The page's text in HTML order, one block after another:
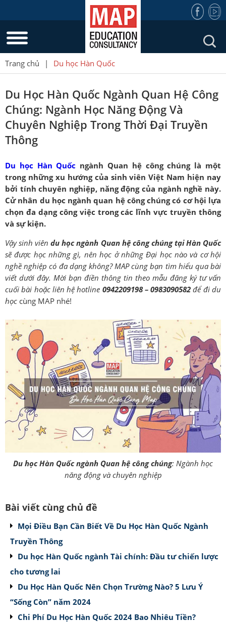
Trang chủ | Du học Hàn Quốc
Du Học Hàn Quốc Ngành Quan Hệ Công
Chúng: Ngành Học Năng Động Và
Chuyên Nghiệp Trong Thời Đại Truyền
Thông
Du học Hàn Quốc ngành Quan hệ công chúng là một
trong những xu hướng của sinh viên Việt Nam hiện nay
bởi tính chuyên nghiệp, năng động của ngành nghề này.
Cử nhân du học ngành quan hệ công chúng có cơ hội lựa
chọn đa dạng công việc trong các lĩnh vực truyền thông
và sự kiện.
Vậy sinh viêndu học ngành Quan hệ công chúng tại Hàn Quốc
sẽ được học những gì, nên học ở những Đại học nào và cơ hội
nghề nghiệp có đa dạng không?MAPcùng bạn tìm hiểu qua bài
viết dưới đây. Mời bạn điền thông tin theo mẫu đăng ký tư vấn
cuối bài hoặc liên hệ hotline 0942209198 – 0983090582để đi du
học cùng MAP nhé!
Du học Hàn Quốc ngành Quan hệ công chúng: Ngành học
năng động và chuyên nghiệp
Bài viết cùng chủ đề
Mọi Điều Bạn Cần Biết Về Du Học Hàn Quốc Ngành
Truyền Thông
Du học Hàn Quốc ngành Tài chính: Đầu tư chiến lược
cho tương lai
Du Học Hàn Quốc Nên Chọn Trường Nào? 5 Lưu Ý
“Sống Còn” năm 2024
Chi Phí Du Học Hàn Quốc 2024 Bao Nhiêu Tiền?